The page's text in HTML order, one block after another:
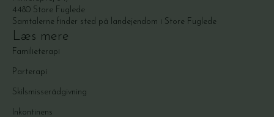
4480 Store Fuglede
Samtalerne finder sted på landejendom i Store Fuglede
Læs mere
Familieterapi
Parterapi
Skilsmisserådgivning
Inkontinens